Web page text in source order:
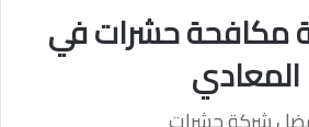
مكافحة حشرات في
المعادي